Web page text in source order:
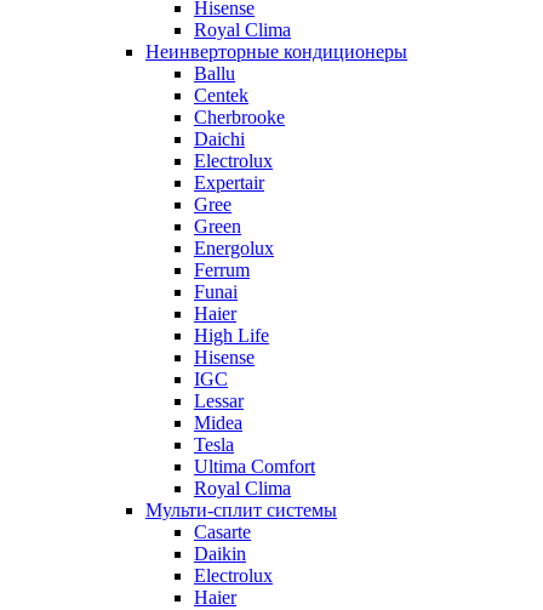
Hisense
Royal Clima
Неинверторные кондиционеры
Ballu
Centek
Cherbrooke
Daichi
Electrolux
Expertair
Gree
Green
Energolux
Ferrum
Funai
Haier
High Life
Hisense
IGC
Lessar
Midea
Tesla
Ultima Comfort
Royal Clima
Мульти-сплит системы
Casarte
Daikin
Electrolux
Haier